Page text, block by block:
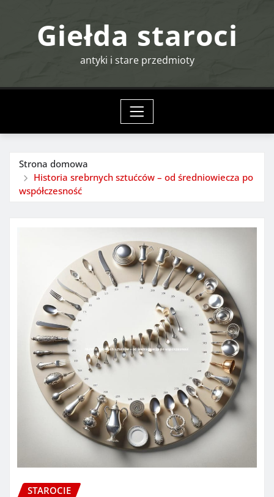
Giełda staroci
antyki i stare przedmioty
Strona domowa
Historia srebrnych sztućców – od średniowiecza po
współczesność
STAROCIE